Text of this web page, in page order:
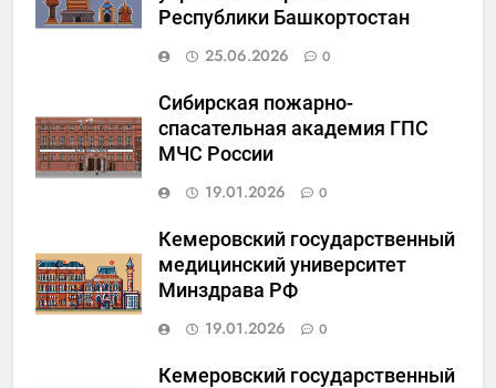
Республики Башкортостан
25.06.2026
0
Сибирская пожарно-
спасательная академия ГПС
МЧС России
19.01.2026
0
Кемеровский государственный
медицинский университет
Минздрава РФ
19.01.2026
0
Кемеровский государственный